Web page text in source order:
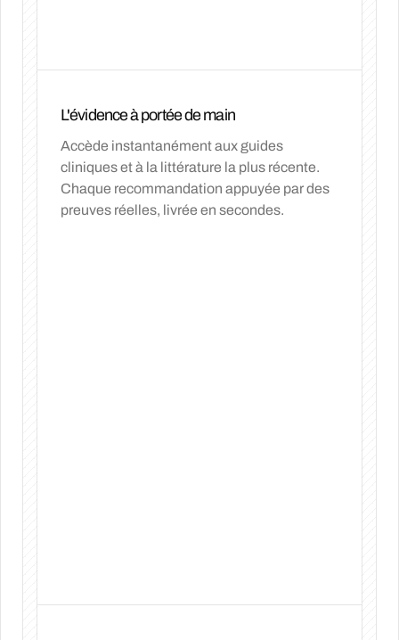
L'évidence à portée de main
Accède instantanément aux guides
cliniques et à la littérature la plus récente.
Chaque recommandation appuyée par des
preuves réelles, livrée en secondes.